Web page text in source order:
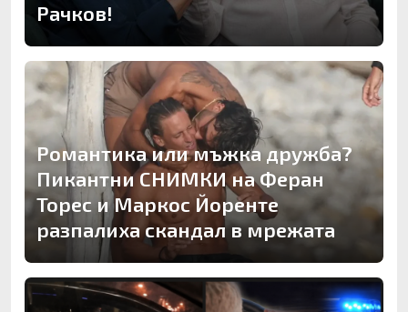
Рачков!
Романтика или мъжка дружба?
Пикантни СНИМКИ на Феран
Торес и Маркос Йоренте
разпалиха скандал в мрежата